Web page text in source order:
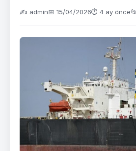
✍️ admin📅 15/04/2026⏱ 4 ay önce📂